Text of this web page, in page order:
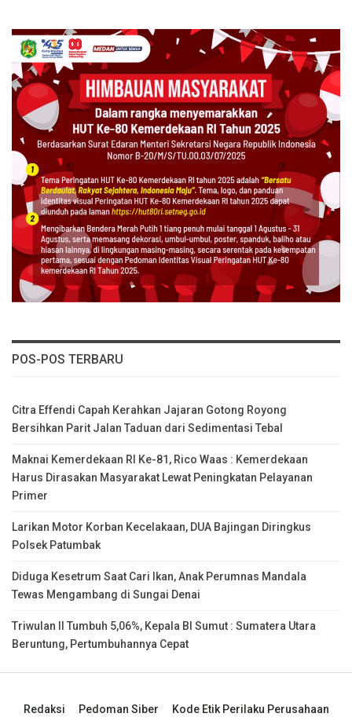
POS-POS TERBARU
Citra Effendi Capah Kerahkan Jajaran Gotong Royong
Bersihkan Parit Jalan Taduan dari Sedimentasi Tebal
Maknai Kemerdekaan RI Ke-81, Rico Waas : Kemerdekaan
Harus Dirasakan Masyarakat Lewat Peningkatan Pelayanan
Primer
Larikan Motor Korban Kecelakaan, DUA Bajingan Diringkus
Polsek Patumbak
Diduga Kesetrum Saat Cari Ikan, Anak Perumnas Mandala
Tewas Mengambang di Sungai Denai
Triwulan II Tumbuh 5,06%, Kepala BI Sumut : Sumatera Utara
Beruntung, Pertumbuhannya Cepat
Redaksi Pedoman Siber Kode Etik Perilaku Perusahaan